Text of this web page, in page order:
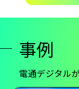
事例
電通デジタル